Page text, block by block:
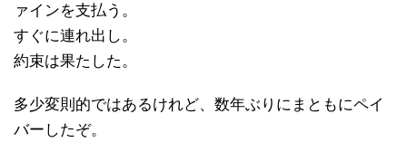
ァインを支払う。
すぐに連れ出し。
約束は果たした。
多少変則的ではあるけれど、数年ぶりにまともにペイ
バーしたぞ。